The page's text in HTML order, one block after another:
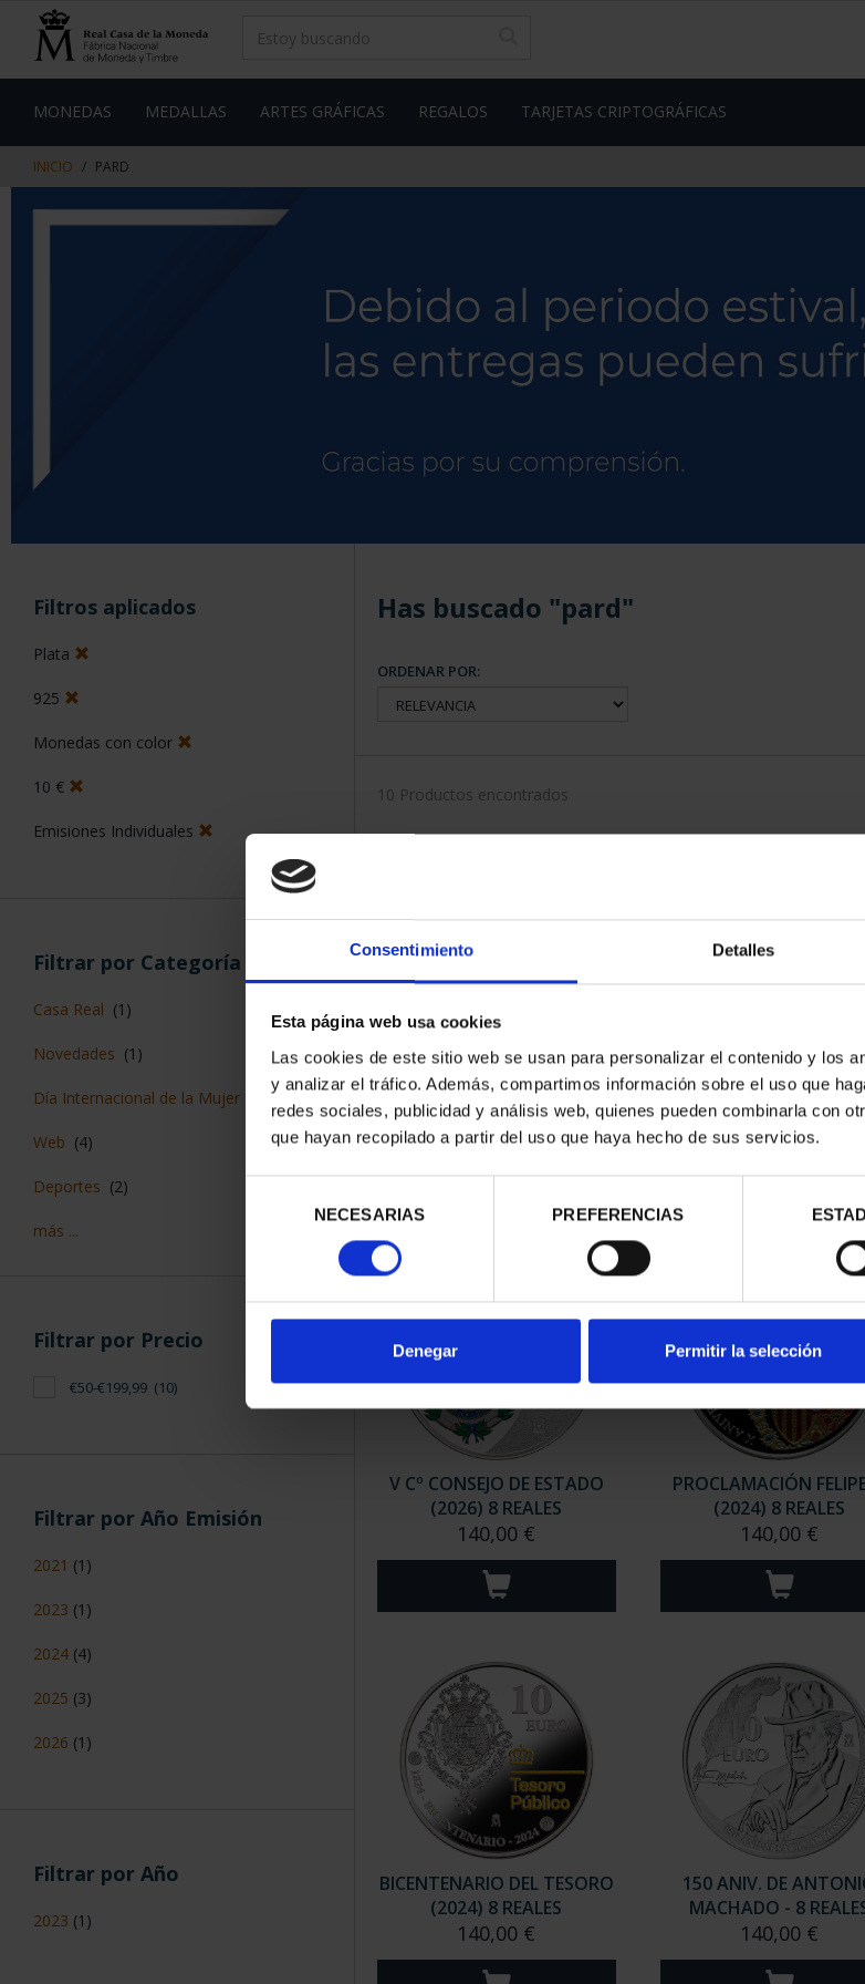
Consentimiento Detalles
Esta página web usa cookies
Las cookies de este sitio web se usan para personalizar el contenido y los
y analizar el tráfico. Además, compartimos información sobre el uso que
redes sociales, publicidad y análisis web, quienes pueden combinarla con
que hayan recopilado a partir del uso que haya hecho de sus servicios.
consentimiento
NECESARIAS PREFERENCIAS
Denegar Permitir la selección
contenido
de
MONEDAS MEDALLAS ARTES GRÁFICAS REGALOS TARJETAS CRIPTOGRÁFICAS
INICIO PARD
Filtros aplicados
Plata
925
Monedas con color
10 €
Emisiones Individuales
Filtrar por Categoría
Casa Real (1)
Novedades (1)
Día Internacional de la Mujer
Web (4)
Deportes (2)
más ...
Filtrar por Precio
€50-€199,99 (10)
Filtrar por Año Emisión
2021 (1)
2023 (1)
2024 (4)
2025 (3)
2026 (1)
Filtrar por Año
2023 (1)
Has buscado "pard"
ORDENAR POR:
10 Productos encontrados
MARIA MOLINER (2025) 8
REALES
140,00 €
MARÍA DE MAEZTU
REALES
140,00 €
V Cº CONSEJO DE ESTADO
(2026) 8 REALES
140,00 €
PROCLAMACIÓN
(2024) 8 REALES
140,00 €
BICENTENARIO DEL TESORO
(2024) 8 REALES
140,00 €
150 ANIV. DE
MACHADO - 8
140,00 €